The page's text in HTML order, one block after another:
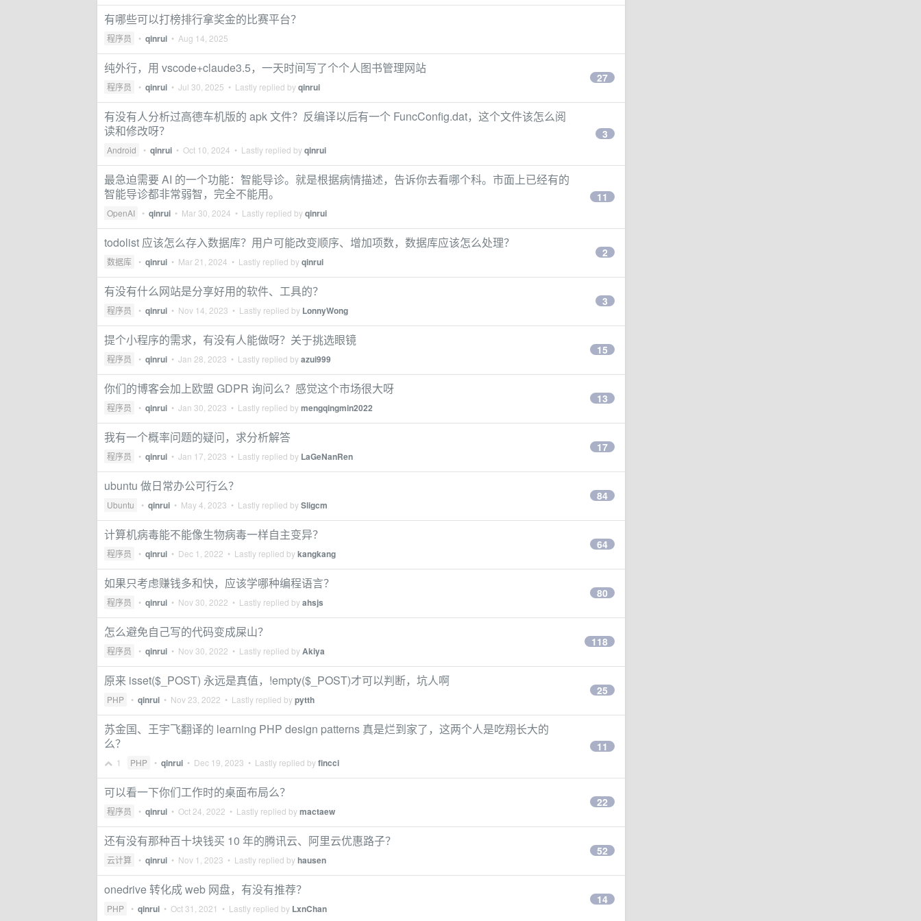
有哪些可以打榜排行拿奖金的比赛平台？
程序员 • qinrui • Aug 14, 2025
纯外行，用 vscode+claude3.5，一天时间写了个个人图书管理网站
程序员 • qinrui • Jul 30, 2025 • Lastly replied byqinrui
27
有没有人分析过高德车机版的 apk 文件？反编译以后有一个 FuncConfig.dat，这个文件该怎么阅
读和修改呀？
Android • qinrui • Oct 10, 2024 • Lastly replied byqinrui
3
最急迫需要 AI 的一个功能：智能导诊。就是根据病情描述，告诉你去看哪个科。市面上已经有的
智能导诊都非常弱智，完全不能用。
OpenAI • qinrui • Mar 30, 2024 • Lastly replied byqinrui
11
todolist 应该怎么存入数据库？用户可能改变顺序、增加项数，数据库应该怎么处理？
数据库 • qinrui • Mar 21, 2024 • Lastly replied byqinrui
2
有没有什么网站是分享好用的软件、工具的？
程序员 • qinrui • Nov 14, 2023 • Lastly replied by LonnyWong
3
提个小程序的需求，有没有人能做呀？关于挑选眼镜
程序员 • qinrui • Jan 28, 2023 • Lastly replied byazui999
15
你们的博客会加上欧盟 GDPR 询问么？感觉这个市场很大呀
程序员 • qinrui • Jan 30, 2023 • Lastly replied bymengqingmin2022
13
我有一个概率问题的疑问，求分析解答
程序员 • qinrui • Jan 17, 2023 • Lastly replied by LaGeNanRen
17
ubuntu 做日常办公可行么？
Ubuntu • qinrui • May 4, 2023 • Lastly replied bySligcm
84
计算机病毒能不能像生物病毒一样自主变异？
程序员 • qinrui • Dec 1, 2022 • Lastly replied bykangkang
64
如果只考虑赚钱多和快，应该学哪种编程语言？
程序员 • qinrui • Nov 30, 2022 • Lastly replied byahsjs
80
怎么避免自己写的代码变成屎山？
程序员 • qinrui • Nov 30, 2022 • Lastly replied byAkiya
118
原来 isset($_POST) 永远是真值，!empty($_POST)才可以判断，坑人啊
PHP • qinrui • Nov 23, 2022 • Lastly replied bypytth
25
苏金国、王宇飞翻译的 learning PHP design patterns 真是烂到家了，这两个人是吃翔长大的
么？
1 PHP • qinrui • Dec 19, 2023 • Lastly replied byfincci
11
可以看一下你们工作时的桌面布局么？
程序员 • qinrui • Oct 24, 2022 • Lastly replied bymactaew
22
还有没有那种百十块钱买 10 年的腾讯云、阿里云优惠路子？
云计算 • qinrui • Nov 1, 2023 • Lastly replied byhausen
52
onedrive 转化成 web 网盘，有没有推荐？
PHP • qinrui • Oct 31, 2021 • Lastly replied by LxnChan
14